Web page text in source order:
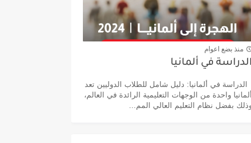
منذ بضع اعوام
الدراسة في ألمانيا
الدراسة في ألمانيا: دليل شامل للطلاب الدوليين تعد
ألمانيا واحدة من الوجهات التعليمية الرائدة في العالم،
بفضل نظام التعليم العالي المم...